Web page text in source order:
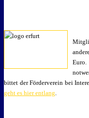
bittet der Förderverein bei
geht es hier entlang.